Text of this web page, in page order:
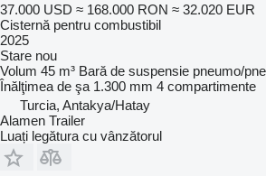
37.000 USD ≈ 168.000 RON ≈ 32.020 EUR
Cisternă pentru combustibil
2025
Stare nou
Volum 45 m³ Bară de suspensie pneumo/
Înălţimea de şa 1.300 mm 4 compartimente
Turcia, Antakya/Hatay
Alamen Trailer
Luați legătura cu vânzătorul